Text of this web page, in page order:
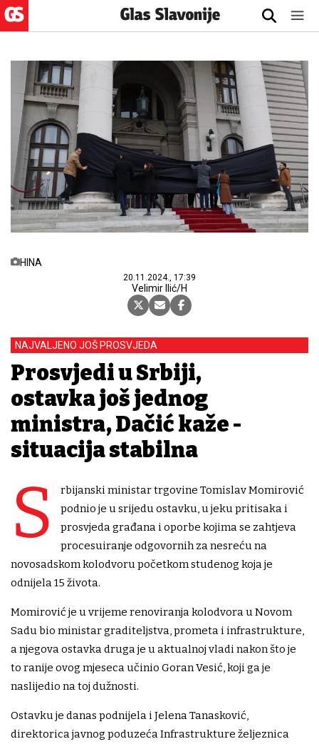
HINA
20.11.2024., 17:39
Velimir Ilić/H
NAJVALJENO JOŠ PROSVJEDA
Prosvjedi u Srbiji,
ostavka još jednog
ministra, Dačić kaže -
situacija stabilna
S
rbijanski ministar trgovine Tomislav Momirović
podnio je u srijedu ostavku, u jeku pritisaka i
prosvjeda građana i oporbe kojima se zahtjeva
procesuiranje odgovornih za nesreću na
novosadskom kolodvoru početkom studenog koja je
odnijela 15 života.
Momirović je u vrijeme renoviranja kolodvora u Novom
Sadu bio ministar graditeljstva, prometa i infrastrukture,
a njegova ostavka druga je u aktualnoj vladi nakon što je
to ranije ovog mjeseca učinio Goran Vesić, koji ga je
naslijedio na toj dužnosti.
Ostavku je danas podnijela i Jelena Tanasković,
direktorica javnog poduzeća Infrastrukture željeznica